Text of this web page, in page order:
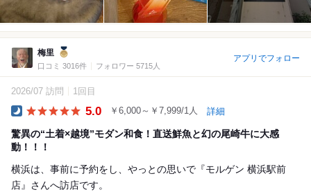
梅里
口コミ 3016件 フォロワー 5715人
アプリでフォロー
2026/07 訪問 1回目
5.0 ￥6,000～￥7,999/1人 詳細
驚異の“土着×越境”モダン和食！直送鮮魚と幻の尾崎牛に大感
動！！！
横浜は、事前に予約をし、やっとの思いで『モルゲン 横浜駅前
店』さんへ訪店です。